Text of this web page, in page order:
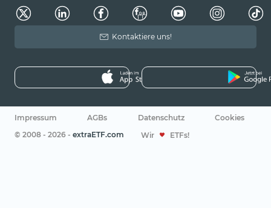
Kontaktiere uns!
Impressum AGBs Datenschutz
Cookies
© 2008 - 2026 - extraETF.com Wir ETFs!